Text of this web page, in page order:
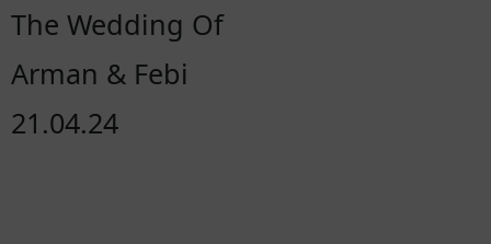
The Wedding Of
Arman & Febi
21.04.24